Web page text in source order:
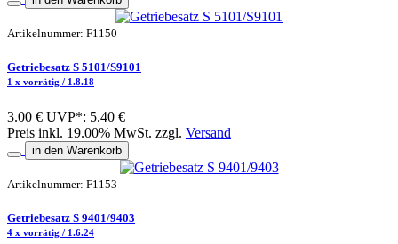
Artikelnummer: F1150
Getriebesatz S 5101/S9101
1 x vorrätig / 1.8.18
3.00 € UVP*: 5.40 €
Preis inkl. 19.00% MwSt. zzgl. Versand
in den Warenkorb
Artikelnummer: F1153
Getriebesatz S 9401/9403
4 x vorrätig / 1.6.24